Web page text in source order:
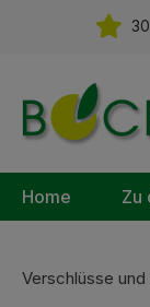
Hauptinhalt
Zur Suche
Zur
Home Zu
Verschlüsse